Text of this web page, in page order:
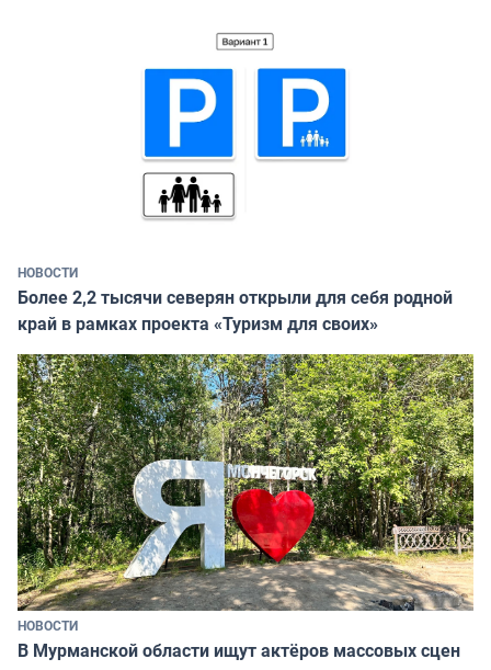
НОВОСТИ
Более 2,2 тысячи северян открыли для себя родной
край в рамках проекта «Туризм для своих»
НОВОСТИ
В Мурманской области ищут актёров массовых сцен